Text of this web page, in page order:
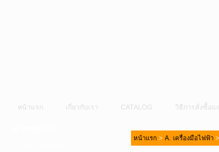
หน้าแรก เกี่ยวกับเรา CATALOG วิธีการสั่งซื้อแ
หน้าแรก > A. เครื่องมือไฟฟ้า